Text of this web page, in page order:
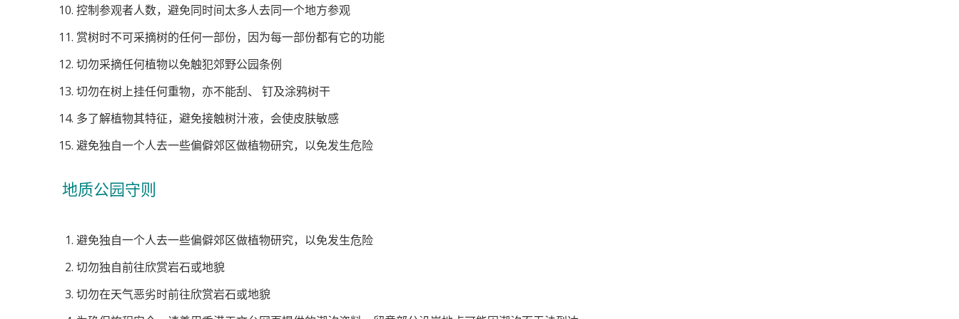
控制参观者人数，避免同时间太多人去同一个地方参观
赏树时不可采摘树的任何一部份，因为每一部份都有它的功能
切勿采摘任何植物以免触犯郊野公园条例
切勿在树上挂任何重物，亦不能刮、 钉及涂鸦树干
多了解植物其特征，避免接触树汁液，会使皮肤敏感
避免独自一个人去一些偏僻郊区做植物研究，以免发生危险
地质公园守则
避免独自一个人去一些偏僻郊区做植物研究，以免发生危险
切勿独自前往欣赏岩石或地貌
切勿在天气恶劣时前往欣赏岩石或地貌